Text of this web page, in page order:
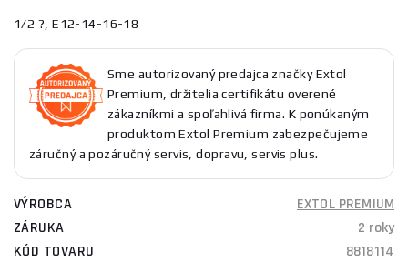
1/2 ?, E12-14-16-18
Sme autorizovaný predajca značky Extol
Premium, držitelia certifikátu overené
zákazníkmi a spoľahlivá firma. K ponúkaným
produktom Extol Premium zabezpečujeme
záručný a pozáručný servis, dopravu, servis plus.
VÝROBCA
EXTOL PREMIUM
ZÁRUKA
2 roky
KÓD TOVARU
8818114